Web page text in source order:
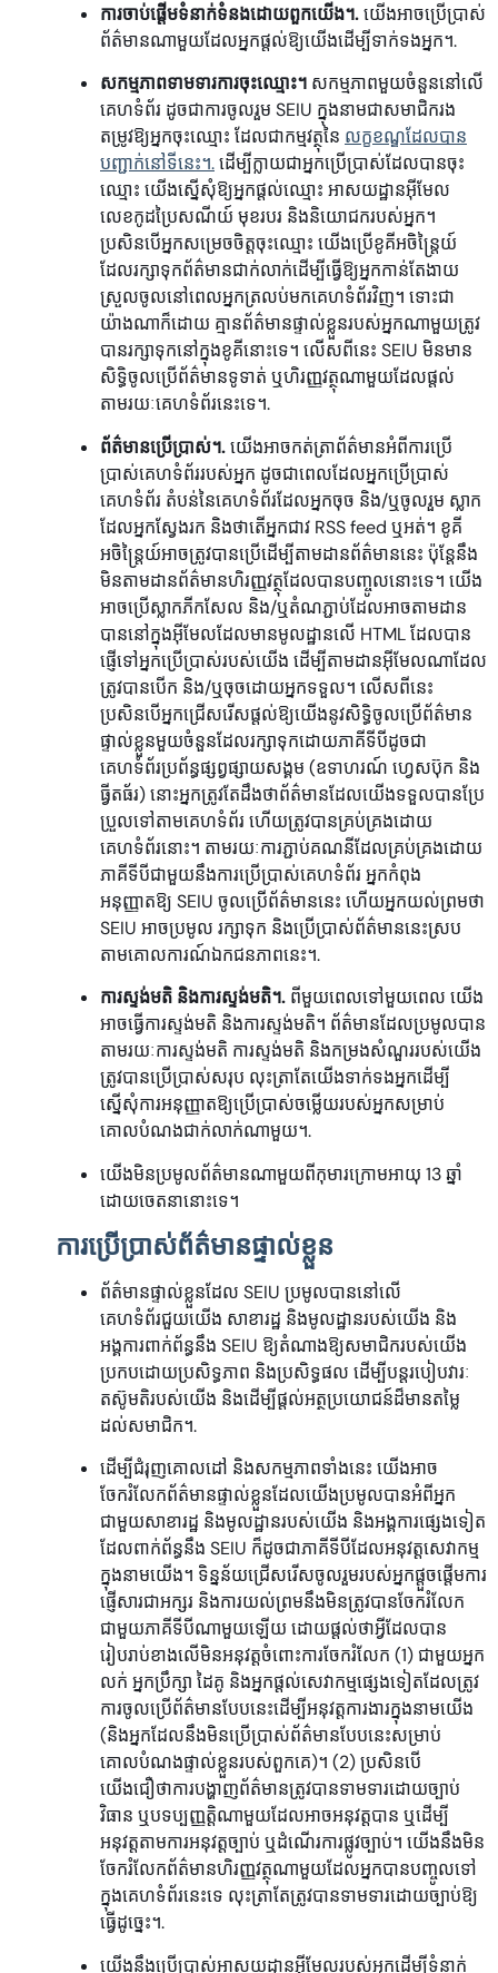
ការចាប់ផ្តើមទំនាក់ទំនងដោយពួកយើង។.យើងអាចប្រើប្រាស់
ព័ត៌មានណាមួយដែលអ្នកផ្តល់ឱ្យយើងដើម្បីទាក់ទងអ្នក។.
សកម្មភាពទាមទារការចុះឈ្មោះ។ សកម្មភាពមួយចំនួននៅលើ
គេហទំព័រ ដូចជាការចូលរួម SEIU ក្នុងនាមជាសមាជិករង
តម្រូវឱ្យអ្នកចុះឈ្មោះ ដែលជាកម្មវត្ថុនៃ លក្ខខណ្ឌ​ដែល​បាន​
បញ្ជាក់​នៅ​ទីនេះ។.ដើម្បីក្លាយជាអ្នកប្រើប្រាស់ដែលបានចុះ
ឈ្មោះ យើងស្នើសុំឱ្យអ្នកផ្តល់ឈ្មោះ អាសយដ្ឋានអ៊ីមែល
លេខកូដប្រៃសណីយ៍ មុខរបរ និងនិយោជករបស់អ្នក។
ប្រសិនបើអ្នកសម្រេចចិត្តចុះឈ្មោះ យើងប្រើខូគីអចិន្ត្រៃយ៍
ដែលរក្សាទុកព័ត៌មានជាក់លាក់ដើម្បីធ្វើឱ្យអ្នកកាន់តែងាយ
ស្រួលចូលនៅពេលអ្នកត្រលប់មកគេហទំព័រវិញ។ ទោះជា
យ៉ាងណាក៏ដោយ គ្មានព័ត៌មានផ្ទាល់ខ្លួនរបស់អ្នកណាមួយត្រូវ
បានរក្សាទុកនៅក្នុងខូគីនោះទេ។ លើសពីនេះ SEIU មិនមាន
សិទ្ធិចូលប្រើព័ត៌មានទូទាត់ ឬហិរញ្ញវត្ថុណាមួយដែលផ្តល់
តាមរយៈគេហទំព័រនេះទេ។.
ព័ត៌មានប្រើប្រាស់។.យើងអាចកត់ត្រាព័ត៌មានអំពីការប្រើ
ប្រាស់គេហទំព័ររបស់អ្នក ដូចជាពេលដែលអ្នកប្រើប្រាស់
គេហទំព័រ តំបន់នៃគេហទំព័រដែលអ្នកចុច និង/ឬចូលរួម ស្លាក
ដែលអ្នកស្វែងរក និងថាតើអ្នកជាវ RSS feed ឬអត់។ ខូគី
អចិន្ត្រៃយ៍អាចត្រូវបានប្រើដើម្បីតាមដានព័ត៌មាននេះ ប៉ុន្តែនឹង
មិនតាមដានព័ត៌មានហិរញ្ញវត្ថុដែលបានបញ្ចូលនោះទេ។ យើង
អាចប្រើស្លាកភីកសែល និង/ឬតំណភ្ជាប់ដែលអាចតាមដាន
បាននៅក្នុងអ៊ីមែលដែលមានមូលដ្ឋានលើ HTML ដែលបាន
ផ្ញើទៅអ្នកប្រើប្រាស់របស់យើង ដើម្បីតាមដានអ៊ីមែលណាដែល
ត្រូវបានបើក និង/ឬចុចដោយអ្នកទទួល។ លើសពីនេះ
ប្រសិនបើអ្នកជ្រើសរើសផ្តល់ឱ្យយើងនូវសិទ្ធិចូលប្រើព័ត៌មាន
ផ្ទាល់ខ្លួនមួយចំនួនដែលរក្សាទុកដោយភាគីទីបីដូចជា
គេហទំព័រប្រព័ន្ធផ្សព្វផ្សាយសង្គម (ឧទាហរណ៍ ហ្វេសប៊ុក និង
ធ្វីតធ័រ) នោះអ្នកត្រូវតែដឹងថាព័ត៌មានដែលយើងទទួលបានប្រែ
ប្រួលទៅតាមគេហទំព័រ ហើយត្រូវបានគ្រប់គ្រងដោយ
គេហទំព័រនោះ។ តាមរយៈការភ្ជាប់គណនីដែលគ្រប់គ្រងដោយ
ភាគីទីបីជាមួយនឹងការប្រើប្រាស់គេហទំព័រ អ្នកកំពុង
អនុញ្ញាតឱ្យ SEIU ចូលប្រើព័ត៌មាននេះ ហើយអ្នកយល់ព្រមថា
SEIU អាចប្រមូល រក្សាទុក និងប្រើប្រាស់ព័ត៌មាននេះស្រប
តាមគោលការណ៍ឯកជនភាពនេះ។.
ការស្ទង់មតិ និងការស្ទង់មតិ។. ពីមួយពេលទៅមួយពេល យើង
អាចធ្វើការស្ទង់មតិ និងការស្ទង់មតិ។ ព័ត៌មានដែលប្រមូលបាន
តាមរយៈការស្ទង់មតិ ការស្ទង់មតិ និងកម្រងសំណួររបស់យើង
ត្រូវបានប្រើប្រាស់សរុប លុះត្រាតែយើងទាក់ទងអ្នកដើម្បី
ស្នើសុំការអនុញ្ញាតឱ្យប្រើប្រាស់ចម្លើយរបស់អ្នកសម្រាប់
គោលបំណងជាក់លាក់ណាមួយ។.
យើងមិនប្រមូលព័ត៌មានណាមួយពីកុមារក្រោមអាយុ 13 ឆ្នាំ
ដោយចេតនានោះទេ។
ការប្រើប្រាស់ព័ត៌មានផ្ទាល់ខ្លួន
ព័ត៌មានផ្ទាល់ខ្លួនដែល SEIU ប្រមូលបាននៅលើ
គេហទំព័រជួយយើង សាខារដ្ឋ និងមូលដ្ឋានរបស់យើង និង
អង្គការពាក់ព័ន្ធនឹង SEIU ឱ្យតំណាងឱ្យសមាជិករបស់យើង
ប្រកបដោយប្រសិទ្ធភាព និងប្រសិទ្ធផល ដើម្បីបន្តរបៀបវារៈ
តស៊ូមតិរបស់យើង និងដើម្បីផ្តល់អត្ថប្រយោជន៍ដ៏មានតម្លៃ
ដល់សមាជិក។.
ដើម្បីជំរុញគោលដៅ និងសកម្មភាពទាំងនេះ យើងអាច
ចែករំលែកព័ត៌មានផ្ទាល់ខ្លួនដែលយើងប្រមូលបានអំពីអ្នក
ជាមួយសាខារដ្ឋ និងមូលដ្ឋានរបស់យើង និងអង្គការផ្សេងទៀត
ដែលពាក់ព័ន្ធនឹង SEIU ក៏ដូចជាភាគីទីបីដែលអនុវត្តសេវាកម្ម
ក្នុងនាមយើង។ ទិន្នន័យជ្រើសរើសចូលរួមរបស់អ្នកផ្តួចផ្តើមការ
ផ្ញើសារជាអក្សរ និងការយល់ព្រមនឹងមិនត្រូវបានចែករំលែក
ជាមួយភាគីទីបីណាមួយឡើយ ដោយផ្តល់ថាអ្វីដែលបាន
រៀបរាប់ខាងលើមិនអនុវត្តចំពោះការចែករំលែក (1) ជាមួយអ្នក
លក់ អ្នកប្រឹក្សា ដៃគូ និងអ្នកផ្តល់សេវាកម្មផ្សេងទៀតដែលត្រូវ
ការចូលប្រើព័ត៌មានបែបនេះដើម្បីអនុវត្តការងារក្នុងនាមយើង
(និងអ្នកដែលនឹងមិនប្រើប្រាស់ព័ត៌មានបែបនេះសម្រាប់
គោលបំណងផ្ទាល់ខ្លួនរបស់ពួកគេ)។ (2) ប្រសិនបើ
យើងជឿថាការបង្ហាញព័ត៌មានត្រូវបានទាមទារដោយច្បាប់
វិធាន ឬបទប្បញ្ញត្តិណាមួយដែលអាចអនុវត្តបាន ឬដើម្បី
អនុវត្តតាមការអនុវត្តច្បាប់ ឬដំណើរការផ្លូវច្បាប់។ យើងនឹងមិន
ចែករំលែកព័ត៌មានហិរញ្ញវត្ថុណាមួយដែលអ្នកបានបញ្ចូលទៅ
ក្នុងគេហទំព័រនេះទេ លុះត្រាតែត្រូវបានទាមទារដោយច្បាប់ឱ្យ
ធ្វើដូច្នេះ។.
យើងនឹងប្រើប្រាស់អាសយដ្ឋានអ៊ីមែលរបស់អ្នកដើម្បីទំនាក់